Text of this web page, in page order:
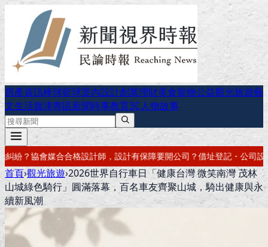
房產資訊棒球籃球室內設計創業理財美食寵物公益觀光旅遊藝
文生活旗津專區新聞時事教育3C人物故事
開公司？借址登記・公司設立・工商登記一次辦好記帳報稅・節稅規劃
首頁›觀光旅遊›2026世界自行車日「健康台灣 微笑南灣 茂林
山城綠色騎行」圓滿落幕，百名車友齊聚山城，騎出健康與永
續新風潮